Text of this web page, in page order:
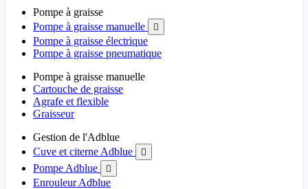
Pompe à graisse
Pompe à graisse manuelle

Pompe à graisse électrique
Pompe à graisse pneumatique
Pompe à graisse manuelle
Cartouche de graisse
Agrafe et flexible
Graisseur
Gestion de l'Adblue
Cuve et citerne Adblue

Pompe Adblue 
Enrouleur Adblue